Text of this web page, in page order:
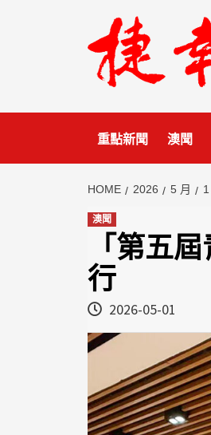
重點新聞 澳聞
HOME 2026 5 月 1
澳聞
「第五
行
2026-05-01